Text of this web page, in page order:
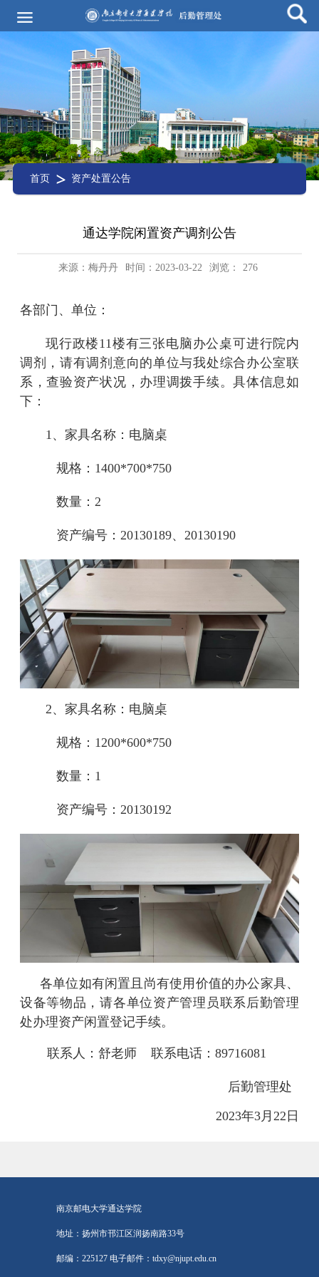
首页 资产处置公告
通达学院闲置资产调剂公告
来源：梅丹丹 时间：2023-03-22 浏览： 276
各部门、 单位：
现行政楼11楼有三张电脑办公桌可进行院内
调剂，请有调剂意向的单位与我处综合办公室联
系，查验资产状况，办理调拨手续。具体信息如
下：
1、家具名称：电脑桌
规格：1400*700*750
数量：2
资产编号：20130189、20130190
2、家具名称：电脑桌
规格：1200*600*750
数量：1
资产编号：20130192
各单位如有闲置且尚有使用价值的办公家具、
设备等物品，请各单位资产管理员联系后勤管理
处办理资产闲置登记手续。
联系人： 舒老师 联系电话： 89716081
后勤管理处
2023年3月22日
南京邮电大学通达学院
地址：扬州市邗江区润扬南路33号
邮编：225127 电子邮件：tdxy@njupt.edu.cn